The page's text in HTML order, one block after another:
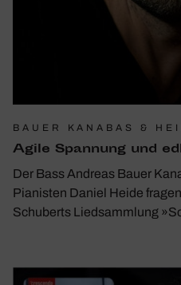
BAUER KANABAS &
Agile Span­nung und
Der Bass Andreas Bauer
Pianisten Daniel Heide
Schuberts Liedsammlung